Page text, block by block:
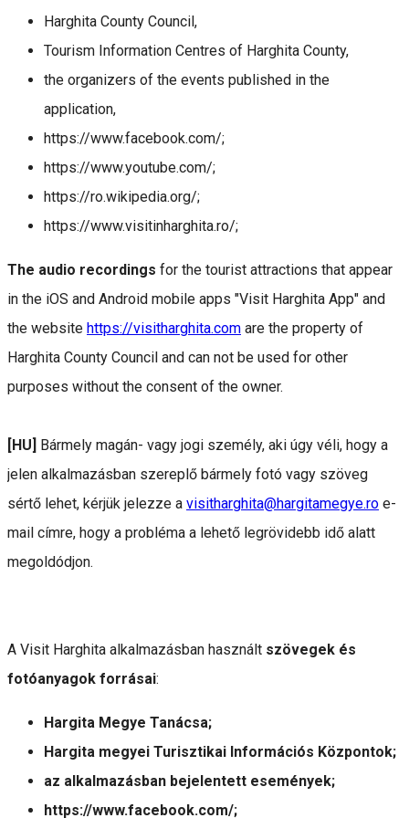
Harghita County Council,
Tourism Information Centres of Harghita County,
the organizers of the events published in the
application,
https://www.facebook.com/;
https://www.youtube.com/;
https://ro.wikipedia.org/;
https://www.visitinharghita.ro/;
The audio recordings for the tourist attractions that appear
in the iOS and Android mobile apps "Visit Harghita App" and
the website https://visitharghita.com are the property of
Harghita County Council and can not be used for other
purposes without the consent of the owner.
[HU] Bármely magán- vagy jogi személy, aki úgy véli, hogy a
jelen alkalmazásban szereplő bármely fotó vagy szöveg
sértő lehet, kérjük jelezze a visitharghita@hargitamegye.ro e-
mail címre, hogy a probléma a lehető legrövidebb idő alatt
megoldódjon.
A Visit Harghita alkalmazásban használt szövegek és
fotóanyagok forrásai:
Hargita Megye Tanácsa;
Hargita megyei Turisztikai Információs Központok;
az alkalmazásban bejelentett események;
https://www.facebook.com/;